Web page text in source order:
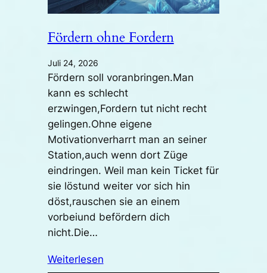
Fördern ohne Fordern
Juli 24, 2026
Fördern soll voranbringen.Man
kann es schlecht
erzwingen,Fordern tut nicht recht
gelingen.Ohne eigene
Motivationverharrt man an seiner
Station,auch wenn dort Züge
eindringen. Weil man kein Ticket für
sie löstund weiter vor sich hin
döst,rauschen sie an einem
vorbeiund befördern dich
nicht.Die…
Weiterlesen